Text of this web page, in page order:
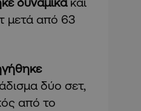
μετά από 63
δύο σετ,
από το